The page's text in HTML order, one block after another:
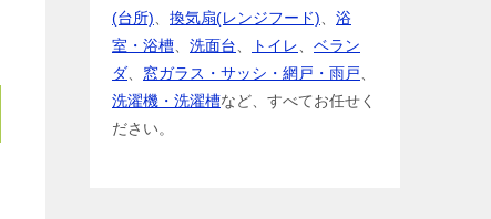
(台所)
換気扇(レンジフード)
浴
室・浴槽
洗面台 トイレ
ベラン
ダ
窓ガラス・サッシ・網戸・雨戸
洗濯機・洗濯槽など、すべてお任せく
ださい。